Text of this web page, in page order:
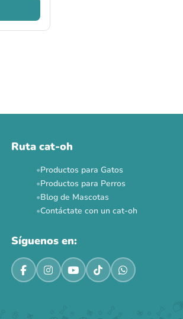
Ruta cat-oh
Productos para Gatos
Productos para Perros
Blog de Mascotas
Contáctate con un cat-oh
Síguenos en: